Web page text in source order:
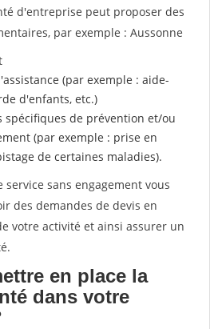
d'entreprise peut proposer des
par exemple : Aussonne
(par exemple : aide-
d'enfants, etc.)
spécifiques de prévention et/ou
(par exemple : prise en
de certaines maladies).
sans engagement vous
des demandes de devis en
votre activité et ainsi assurer un
en place la
dans votre